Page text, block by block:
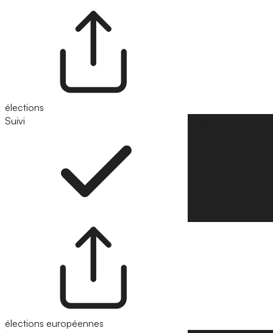
élections
Suivi
élections européennes